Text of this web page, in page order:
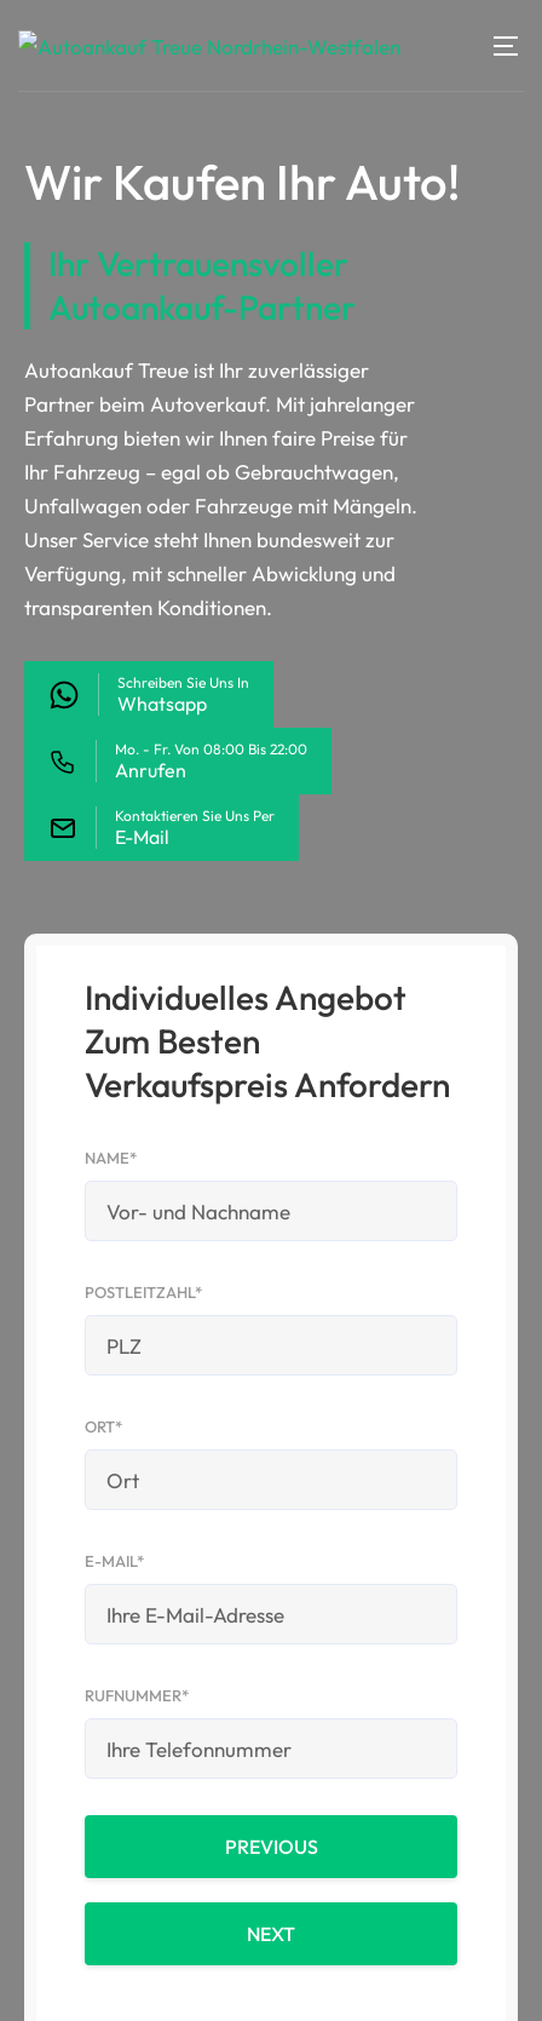
Wir Kaufen Ihr Auto!
Ihr Vertrauensvoller
Autoankauf-Partner
Autoankauf Treue ist Ihr zuverlässiger
Partner beim Autoverkauf. Mit jahrelanger
Erfahrung bieten wir Ihnen faire Preise für
Ihr Fahrzeug – egal ob Gebrauchtwagen,
Unfallwagen oder Fahrzeuge mit Mängeln.
Unser Service steht Ihnen bundesweit zur
Verfügung, mit schneller Abwicklung und
transparenten Konditionen.
Schreiben Sie Uns In
Whatsapp
Mo. - Fr. Von 08:00 Bis 22:00
Anrufen
Kontaktieren Sie Uns Per
E-Mail
Individuelles Angebot
Zum Besten
Verkaufspreis Anfordern
NAME*
POSTLEITZAHL*
ORT*
E-MAIL*
RUFNUMMER*
PREVIOUS
NEXT